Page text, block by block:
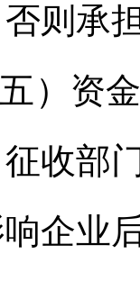
则承
五）资
收部
企业